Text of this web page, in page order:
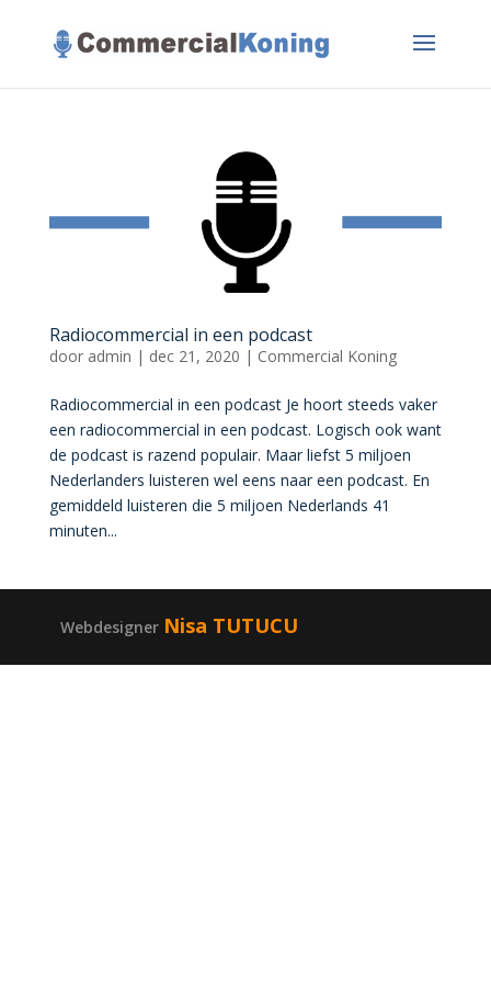
Radiocommercial in een podcast
door admin | dec 21, 2020 | Commercial Koning
Radiocommercial in een podcast Je hoort steeds vaker
een radiocommercial in een podcast. Logisch ook want
de podcast is razend populair. Maar liefst 5 miljoen
Nederlanders luisteren wel eens naar een podcast. En
gemiddeld luisteren die 5 miljoen Nederlands 41
minuten...
Webdesigner Nisa TUTUCU